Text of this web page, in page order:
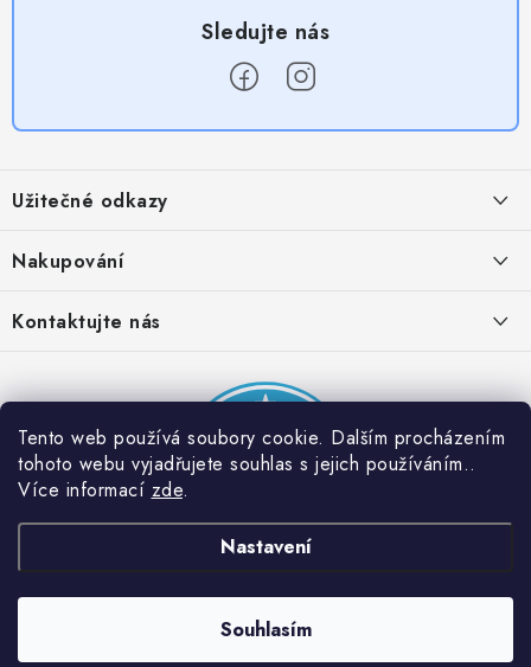
Tento web používá soubory cookie. Dalším procházením
tohoto webu vyjadřujete souhlas s jejich používáním..
Více informací zde.
Nastavení
Souhlasím
p
a
Užitečné odkazy
Obchodní podmínky
Provizní systém
Partner stránek: Super plecháček
Nakupování
Časté otázky
Podmínky akce 2 + 1 zdarma
Kontaktujte nás
Dobrý triko. Všechna práva vyhrazena.